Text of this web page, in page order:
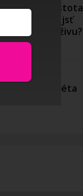
Nutričná hustota
alebo kde nájsť
skutočnú výživu?
19.7.2022
Eliminačná diéta